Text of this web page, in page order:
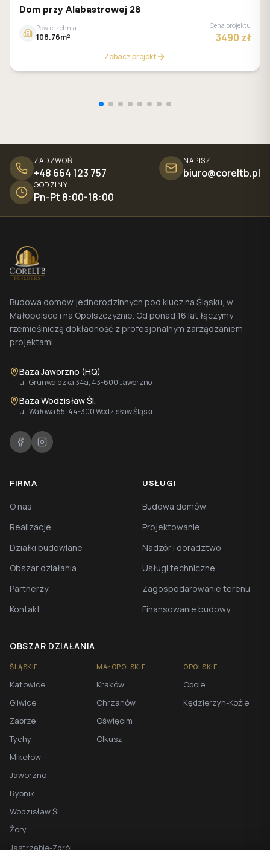
GALERIA DOMÓW
Dom przy Alabastrowej 28
Powierzchnia
108.76m²
Cena projektu
3490 zł
Zobacz projekt
ZADZWOŃ
+48 664 123 757
NAPISZ
biuro@coreltb.pl
GODZINY
Pn-Pt 8:00-18:00
Budowa domów jednorodzinnych pod klucz na Śląsku, w
Małopolsce i na Opolszczyźnie. Od ponad 16 lat łączymy
rzemieślniczą dokładność z profesjonalnym zarządzaniem
projektami.
Baza Jaworzno (HQ)
ul. Grunwaldzka 34a, 43-600 Jaworzno
Baza Wodzisław Śl.
ul. Wałowa 55, 44-300 Wodzisław Śląski
FIRMA
O nas
Realizacje
Działki budowlane
Obszar działania
Partnerzy
Kontakt
USŁUGI
Budowa domów
Projektowanie
Nadzór i doradztwo
Usługi techniczne
Zagospodarowanie terenu
Finansowanie budowy
OBSZAR DZIAŁANIA
ŚLĄSKIE
Katowice
Gliwice
Zabrze
Tychy
Mikołów
Jaworzno
Rybnik
Wodzisław Śl.
Żory
Jastrzębie-Zdrój
MAŁOPOLSKIE
Kraków
Chrzanów
Oświęcim
Olkusz
OPOLSKIE
Opole
Kędzierzyn-Koźle